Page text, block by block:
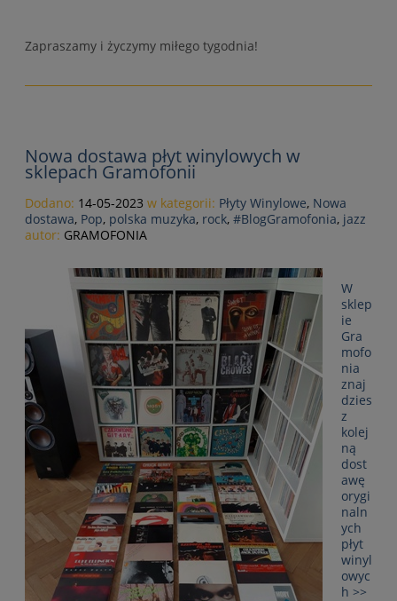
Zapraszamy i życzymy miłego tygodnia!
Nowa dostawa płyt winylowych w
sklepach Gramofonii
Dodano: 14-05-2023 w kategorii: Płyty Winylowe, Nowa
dostawa, Pop, polska muzyka, rock, #BlogGramofonia, jazz
autor: GRAMOFONIA
W
sklep
ie
Gra
mofo
nia
znaj
dzies
z
kolej
ną
dost
awę
orygi
naln
ych
płyt
winyl
owyc
h >>